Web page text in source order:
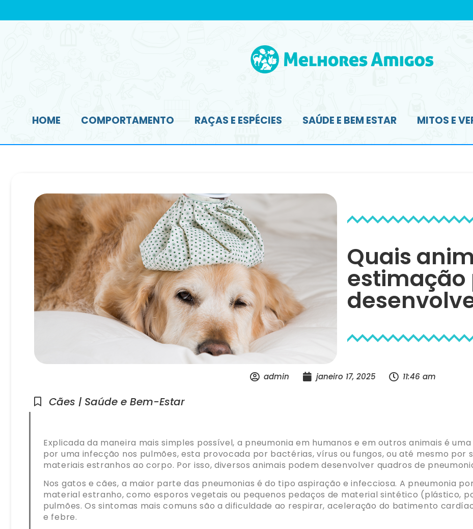
HOME COMPORTAMENTO RAÇAS E ESPÉCIES SAÚDE E BEM ESTAR MITOS E
Quais
estimação
admin janeiro 17, 2025 11:46 am
Cães | Saúde e Bem-Estar
Explicada da maneira mais simples possível, a pneumonia em humanos e em outros animais é
por uma infecção nos pulmões, esta provocada por bactérias, vírus ou fungos, ou até mesmo por
materiais estranhos ao corpo. Por isso, diversos animais podem desenvolver quadros de
Nos gatos e cães, a maior parte das pneumonias é do tipo aspiração e infecciosa. A pneumonia
material estranho, como esporos vegetais ou pequenos pedaços de material sintético (plástico,
pulmões. Os sintomas mais comuns são a dificuldade ao respirar, aceleração do batimento
e febre.